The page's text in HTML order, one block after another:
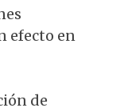
efecto en
de